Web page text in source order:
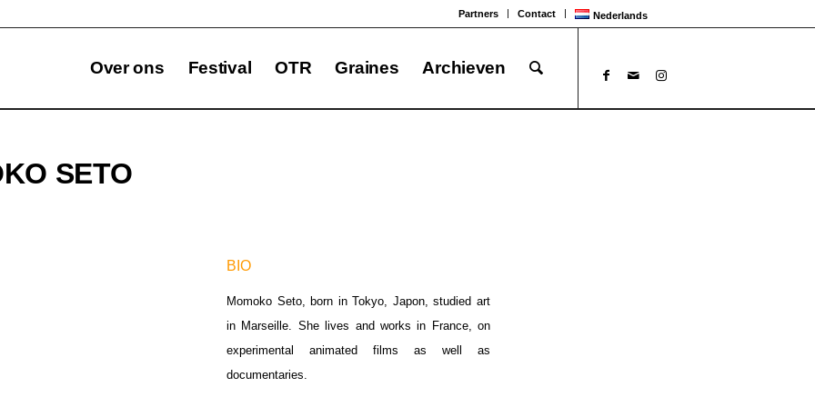
Partners Contact Nederlands
Over ons Festival OTR Graines Archieven
SETO
BIO
Momoko Seto, born in Tokyo, Japon, studied art
in Marseille. She lives and works in France, on
experimental animated films as well as
documentaries.